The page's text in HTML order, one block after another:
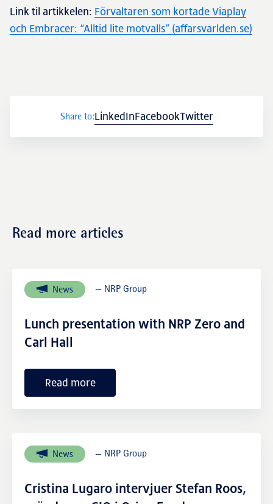
Link til artikkelen: Förvaltaren som kortade Viaplay
och Embracer: “Alltid lite motvalls” (affarsvarlden.se)
Share to:LinkedInFacebookTwitter
Read more articles
News — NRP Group
Lunch presentation with NRP Zero and
Carl Hall
Read more
News — NRP Group
Cristina Lugaro intervjuer Stefan Roos,